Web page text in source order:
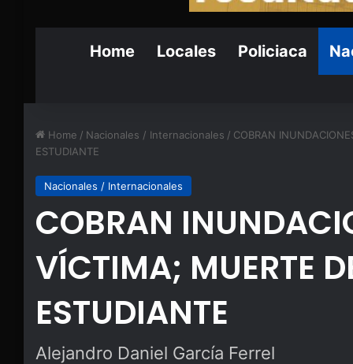
Home Locales Policiaca
Home / Nacionales / Internacionales / COBRAN
ESTUDIANTE
Nacionales / Internacionales
COBRAN
VÍCTIMA; MUERTE
ESTUDIANTE
Alejandro Daniel García Ferrel